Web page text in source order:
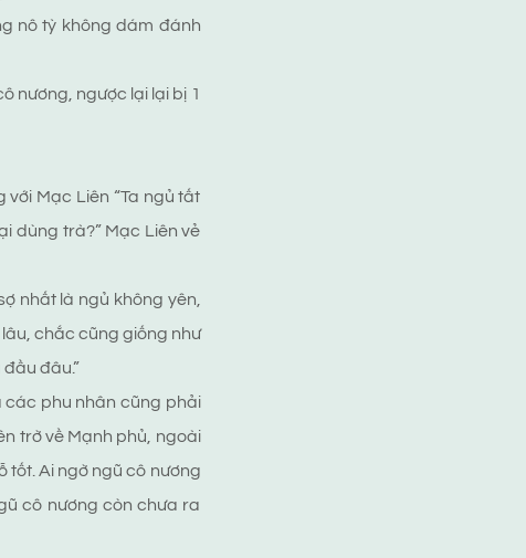
nô tỳ không dám đánh
nương, ngược lại lại bị 1
Mạc Liên “Ta ngủ tất
dùng trà?” Mạc Liên vẻ
nhất là ngủ không yên,
chắc cũng giống như
đâu.”
các phu nhân cũng phải
trờ về Mạnh phủ, ngoài
tốt. Ai ngờ ngũ cô nương
cô nương còn chưa ra